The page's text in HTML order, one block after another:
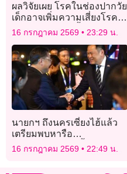
ผลวิจัยเผย โรคในช่องปากวัย
เด็กอาจเพิ่มความเสี่ยงโรค
หัวใจตอนโตสูงขึ้น 45%
16 กรกฎาคม 2569 23:29 น.
นายกฯ ถึงนครเซี่ยงไฮ้แล้ว
เตรียมพบหารือ
‘ประธานาธิบดีสี จิ้นผิง’
16 กรกฎาคม 2569 22:49 น.